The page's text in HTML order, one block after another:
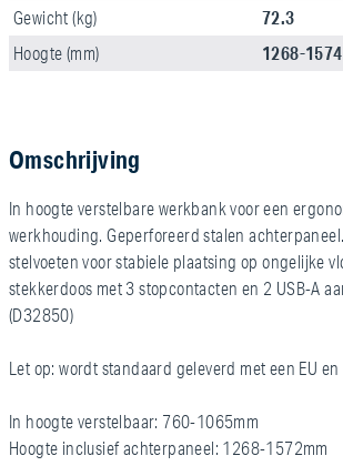
Gewicht (kg) 72.3
Hoogte (mm) 1268-1574
Omschrijving
In hoogte verstelbare werkbank voor een
werkhouding. Geperforeerd stalen
stelvoeten voor stabiele plaatsing op ongelijke
stekkerdoos met 3 stopcontacten en 2 USB-A
(D32850)
Let op: wordt standaard geleverd met een EU en
In hoogte verstelbaar: 760-1065mm
Hoogte inclusief achterpaneel: 1268-1572mm